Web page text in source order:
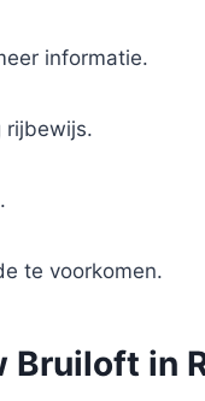
informatie.
rijbewijs.
te voorkomen.
Bruiloft in